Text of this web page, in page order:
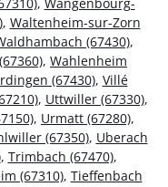
, Waltenheim-sur-Zorn
(67430),
, Wahlenheim
(67430), Villé
, Uttwiller (67330),
, Urmatt (67280),
(67350), Uberach
, Trimbach (67470),
(67310), Tieffenbach